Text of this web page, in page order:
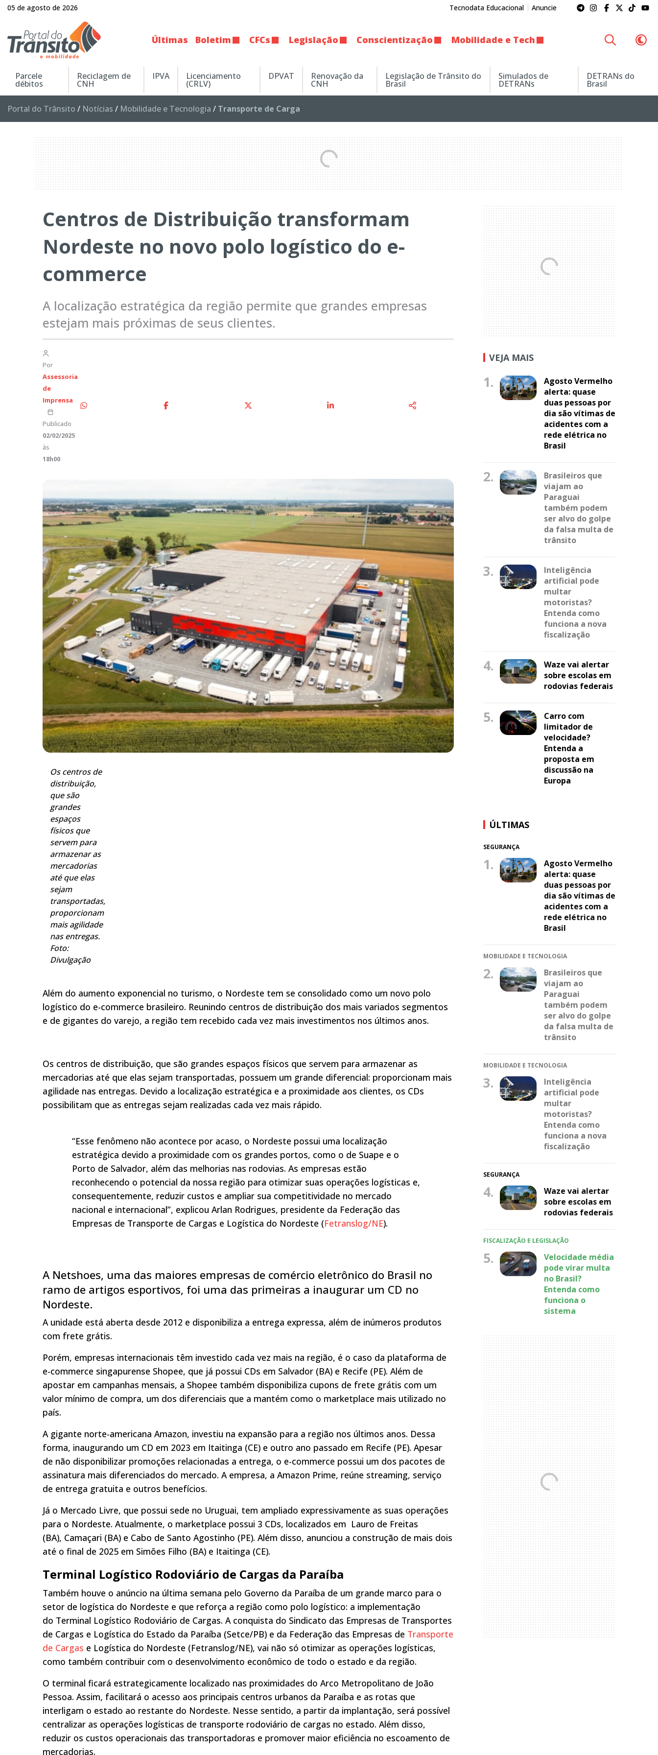
05 de agosto de 2026 Tecnodata Educacional Anuncie
Últimas Boletim CFCs Legislação Conscientização Mobilidade e Tech
Parcele
débitos
Reciclagem de
CNH
IPVA Licenciamento
(CRLV)
DPVAT Renovação da
CNH
Legislação de Trânsito do
Brasil
Simulados de
DETRANs
DETRANs do
Brasil
Portal do Trânsito / Notícias / Mobilidade e Tecnologia / Transporte de Carga
Centros de Distribuição transformam
Nordeste no novo polo logístico do e-
commerce
A localização estratégica da região permite que grandes empresas
estejam mais próximas de seus clientes.
Por
Assessoria
de
Imprensa
Publicado
02/02/2025
às
18h00
Os centros de
distribuição,
que são
grandes
espaços
físicos que
servem para
armazenar as
mercadorias
até que elas
sejam
transportadas,
proporcionam
mais agilidade
nas entregas.
Foto:
Divulgação
Além do aumento exponencial no turismo, o Nordeste tem se consolidado como um novo polo
logístico do e-commerce brasileiro. Reunindo centros de distribuição dos mais variados segmentos
e de gigantes do varejo, a região tem recebido cada vez mais investimentos nos últimos anos.
Os centros de distribuição, que são grandes espaços físicos que servem para armazenar as
mercadorias até que elas sejam transportadas, possuem um grande diferencial: proporcionam mais
agilidade nas entregas. Devido a localização estratégica e a proximidade aos clientes, os CDs
possibilitam que as entregas sejam realizadas cada vez mais rápido.
“Esse fenômeno não acontece por acaso, o Nordeste possui uma localização
estratégica devido a proximidade com os grandes portos, como o de Suape e o
Porto de Salvador, além das melhorias nas rodovias. As empresas estão
reconhecendo o potencial da nossa região para otimizar suas operações logísticas e,
consequentemente, reduzir custos e ampliar sua competitividade no mercado
nacional e internacional”, explicou Arlan Rodrigues, presidente da Federação das
Empresas de Transporte de Cargas e Logística do Nordeste (Fetranslog/NE).
A Netshoes, uma das maiores empresas de comércio eletrônico do Brasil no
ramo de artigos esportivos, foi uma das primeiras a inaugurar um CD no
Nordeste.
A unidade está aberta desde 2012 e disponibiliza a entrega expressa, além de inúmeros produtos
com frete grátis.
Porém, empresas internacionais têm investido cada vez mais na região, é o caso da plataforma de
e-commerce singapurense Shopee, que já possui CDs em Salvador (BA) e Recife (PE). Além de
apostar em campanhas mensais, a Shopee também disponibiliza cupons de frete grátis com um
valor mínimo de compra, um dos diferenciais que a mantém como o marketplace mais utilizado no
país.
A gigante norte-americana Amazon, investiu na expansão para a região nos últimos anos. Dessa
forma, inaugurando um CD em 2023 em Itaitinga (CE) e outro ano passado em Recife (PE). Apesar
de não disponibilizar promoções relacionadas a entrega, o e-commerce possui um dos pacotes de
assinatura mais diferenciados do mercado. A empresa, a Amazon Prime, reúne streaming, serviço
de entrega gratuita e outros benefícios.
Já o Mercado Livre, que possui sede no Uruguai, tem ampliado expressivamente as suas operações
para o Nordeste. Atualmente, o marketplace possui 3 CDs, localizados em Lauro de Freitas
(BA), Camaçari (BA) e Cabo de Santo Agostinho (PE). Além disso, anunciou a construção de mais dois
até o final de 2025 em Simões Filho (BA) e Itaitinga (CE).
Terminal Logístico Rodoviário de Cargas da Paraíba
Também houve o anúncio na última semana pelo Governo da Paraíba de um grande marco para o
setor de logística do Nordeste e que reforça a região como polo logístico: a implementação
do Terminal Logístico Rodoviário de Cargas. A conquista do Sindicato das Empresas de Transportes
de Cargas e Logística do Estado da Paraíba (Setce/PB) e da Federação das Empresas de Transporte
de Cargas e Logística do Nordeste (Fetranslog/NE), vai não só otimizar as operações logísticas,
como também contribuir com o desenvolvimento econômico de todo o estado e da região.
O terminal ficará estrategicamente localizado nas proximidades do Arco Metropolitano de João
Pessoa. Assim, facilitará o acesso aos principais centros urbanos da Paraíba e as rotas que
interligam o estado ao restante do Nordeste. Nesse sentido, a partir da implantação, será possível
centralizar as operações logísticas de transporte rodoviário de cargas no estado. Além disso,
reduzir os custos operacionais das transportadoras e promover maior eficiência no escoamento de
mercadorias.
VEJA MAIS
1.
Agosto Vermelho
alerta: quase
duas pessoas por
dia são vítimas de
acidentes com a
rede elétrica no
Brasil
2.
Brasileiros que
viajam ao
Paraguai
também podem
ser alvo do golpe
da falsa multa de
trânsito
3.
Inteligência
artificial pode
multar
motoristas?
Entenda como
funciona a nova
fiscalização
4.
Waze vai alertar
sobre escolas em
rodovias federais
5.
Carro com
limitador de
velocidade?
Entenda a
proposta em
discussão na
Europa
ÚLTIMAS
SEGURANÇA
1.
Agosto Vermelho
alerta: quase
duas pessoas por
dia são vítimas de
acidentes com a
rede elétrica no
Brasil
MOBILIDADE E TECNOLOGIA
2.
Brasileiros que
viajam ao
Paraguai
também podem
ser alvo do golpe
da falsa multa de
trânsito
MOBILIDADE E TECNOLOGIA
3.
Inteligência
artificial pode
multar
motoristas?
Entenda como
funciona a nova
fiscalização
SEGURANÇA
4.
Waze vai alertar
sobre escolas em
rodovias federais
FISCALIZAÇÃO E LEGISLAÇÃO
5.
Velocidade média
pode virar multa
no Brasil?
Entenda como
funciona o
sistema